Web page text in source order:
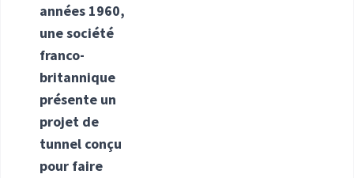
années 1960,
une société
franco-
britannique
présente un
projet de
tunnel conçu
pour faire